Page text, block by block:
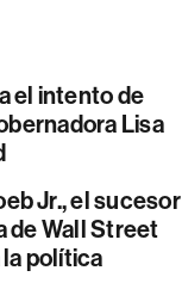
el intento de
Lisa
Jr., el sucesor
de Wall Street
política